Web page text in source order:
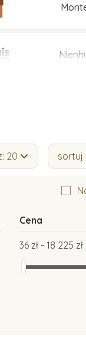
20 sortuj
Cena
36 zł - 18 225 zł